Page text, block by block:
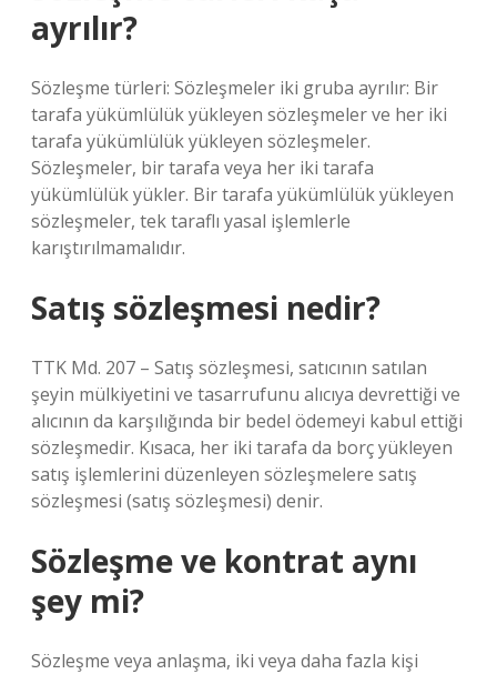
ayrılır?
Sözleşme türleri: Sözleşmeler iki gruba ayrılır: Bir
tarafa yükümlülük yükleyen sözleşmeler ve her iki
tarafa yükümlülük yükleyen sözleşmeler.
Sözleşmeler, bir tarafa veya her iki tarafa
yükümlülük yükler. Bir tarafa yükümlülük yükleyen
sözleşmeler, tek taraflı yasal işlemlerle
karıştırılmamalıdır.
Satış sözleşmesi nedir?
TTK Md. 207 – Satış sözleşmesi, satıcının satılan
şeyin mülkiyetini ve tasarrufunu alıcıya devrettiği ve
alıcının da karşılığında bir bedel ödemeyi kabul ettiği
sözleşmedir. Kısaca, her iki tarafa da borç yükleyen
satış işlemlerini düzenleyen sözleşmelere satış
sözleşmesi (satış sözleşmesi) denir.
Sözleşme ve kontrat aynı
şey mi?
Sözleşme veya anlaşma, iki veya daha fazla kişi